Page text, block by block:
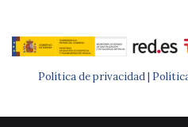
Política de privacidad |